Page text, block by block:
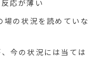
応が薄い
場の状況を読めていな
今の状況には当ては